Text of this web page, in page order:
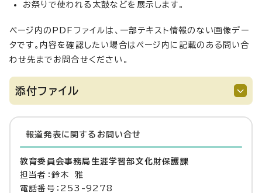
お祭りで使われる太鼓などを展示します。
ページ内のPDFファイルは、一部テキスト情報のない画像デー
タです。内容を確認したい場合はページ内に記載のある問い合
わせ先までお問合せください。
添付ファイル
報道発表に関するお問い合せ
教育委員会事務局生涯学習部文化財保護課
担当者：鈴木 雅
電話番号：253-9278